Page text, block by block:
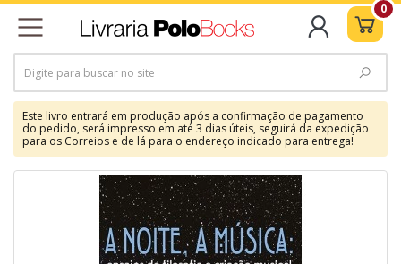
0
Este livro entrará em produção após a confirmação de pagamento
do pedido, será impresso em até 3 dias úteis, seguirá da expedição
para os Correios e de lá para o endereço indicado para entrega!